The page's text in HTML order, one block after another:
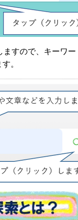
すので、キーワ
。